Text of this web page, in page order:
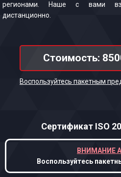
регионами. Наше с вами
дистанционно.
Стоимость:
Воспользуйтесь пакетным
Сертификат ISO
ВНИМАНИЕ
Воспользуйтесь